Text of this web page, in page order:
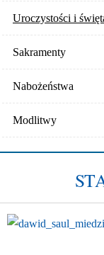
Uroczystości i
Sakramenty
Nabożeństwa
Modlitwy